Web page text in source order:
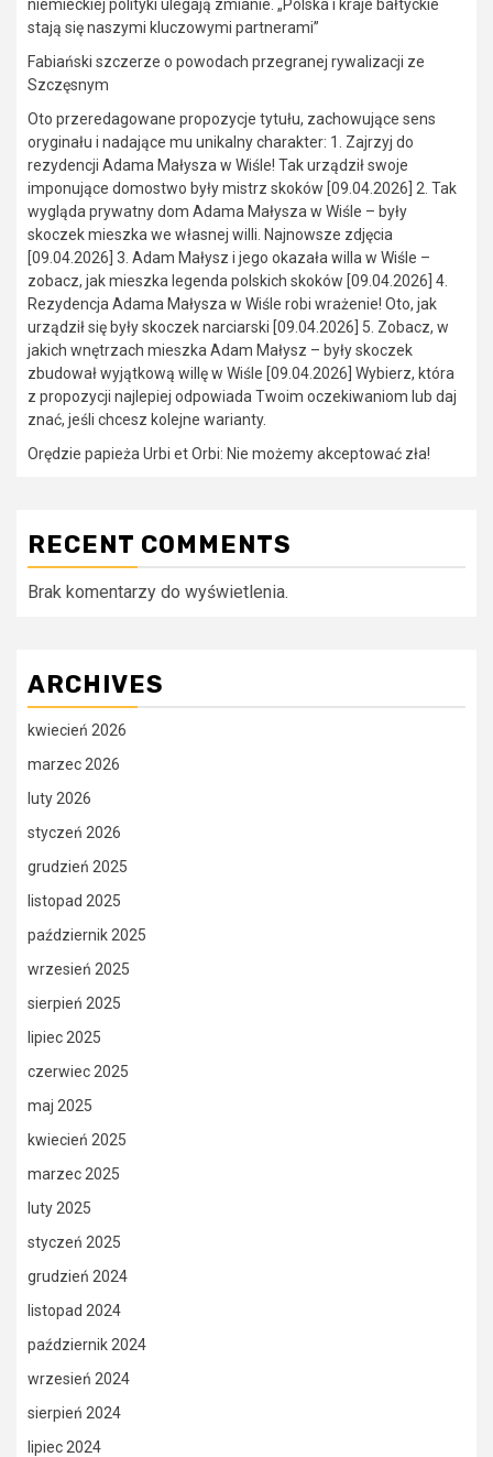
niemieckiej polityki ulegają zmianie. „Polska i kraje bałtyckie
stają się naszymi kluczowymi partnerami”
Fabiański szczerze o powodach przegranej rywalizacji ze
Szczęsnym
Oto przeredagowane propozycje tytułu, zachowujące sens
oryginału i nadające mu unikalny charakter: 1. Zajrzyj do
rezydencji Adama Małysza w Wiśle! Tak urządził swoje
imponujące domostwo były mistrz skoków [09.04.2026] 2. Tak
wygląda prywatny dom Adama Małysza w Wiśle – były
skoczek mieszka we własnej willi. Najnowsze zdjęcia
[09.04.2026] 3. Adam Małysz i jego okazała willa w Wiśle –
zobacz, jak mieszka legenda polskich skoków [09.04.2026] 4.
Rezydencja Adama Małysza w Wiśle robi wrażenie! Oto, jak
urządził się były skoczek narciarski [09.04.2026] 5. Zobacz, w
jakich wnętrzach mieszka Adam Małysz – były skoczek
zbudował wyjątkową willę w Wiśle [09.04.2026] Wybierz, która
z propozycji najlepiej odpowiada Twoim oczekiwaniom lub daj
znać, jeśli chcesz kolejne warianty.
Orędzie papieża Urbi et Orbi: Nie możemy akceptować zła!
RECENT COMMENTS
Brak komentarzy do wyświetlenia.
ARCHIVES
kwiecień 2026
marzec 2026
luty 2026
styczeń 2026
grudzień 2025
listopad 2025
październik 2025
wrzesień 2025
sierpień 2025
lipiec 2025
czerwiec 2025
maj 2025
kwiecień 2025
marzec 2025
luty 2025
styczeń 2025
grudzień 2024
listopad 2024
październik 2024
wrzesień 2024
sierpień 2024
lipiec 2024